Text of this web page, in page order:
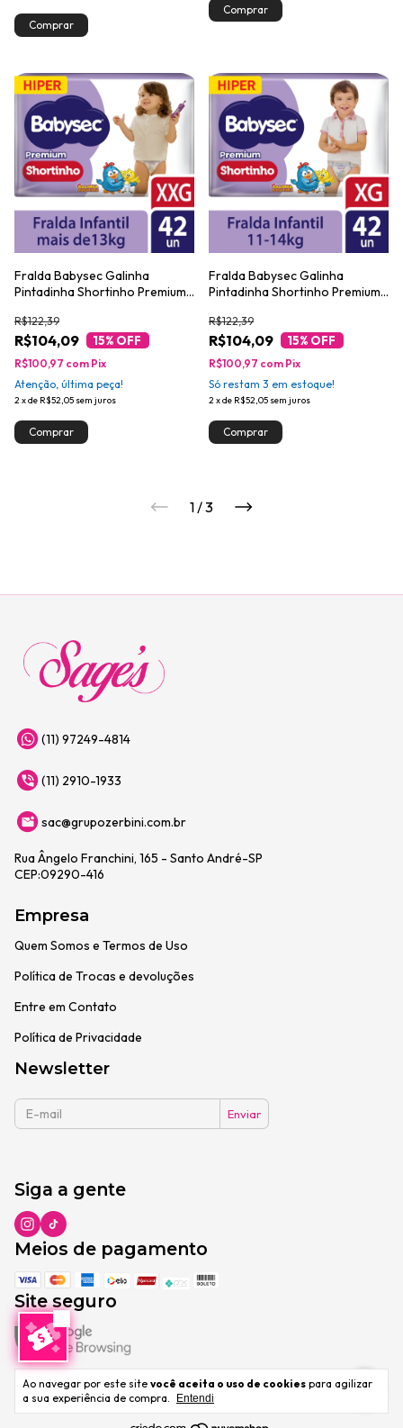
Ao navegar por este site você aceita o uso de cookies para agilizar
a sua experiência de compra.
Entendi
Fralda Babysec Galinha
Pintadinha Shortinho Premium
R$104,09
R$122,39
15% OFF
2xde R$52,05 sem juros
R$100,97 com Pix
Atenção, última peça!
Fralda Babysec Galinha
Pintadinha Shortinho Premium
R$104,09
R$122,39
15% OFF
2xde R$52,05 sem juros
R$100,97 com Pix
Só restam 3 em estoque!
1/3
(11) 97249-4814
(11) 2910-1933
sac@grupozerbini.com.br
Rua Ângelo Franchini, 165 - Santo André-SP
CEP:09290-416
Empresa
Quem Somos e Termos de Uso
Política de Trocas e devoluções
Entre em Contato
Política de Privacidade
Newsletter
Siga a gente
Meios de pagamento
Site seguro